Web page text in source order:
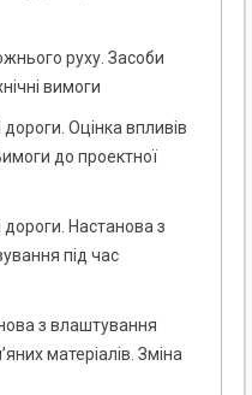
руху. Засоби
вимоги
Оцінка впливів
до проектної
Настанова з
під час
з влаштування
матеріалів. Зміна